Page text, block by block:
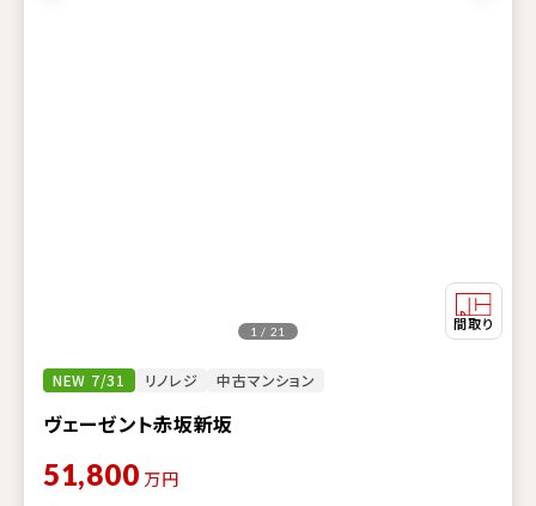
NEW 7/31 リノレジ 中古マンション
ヴェーゼント赤坂新坂
1 / 21
51,800 万円